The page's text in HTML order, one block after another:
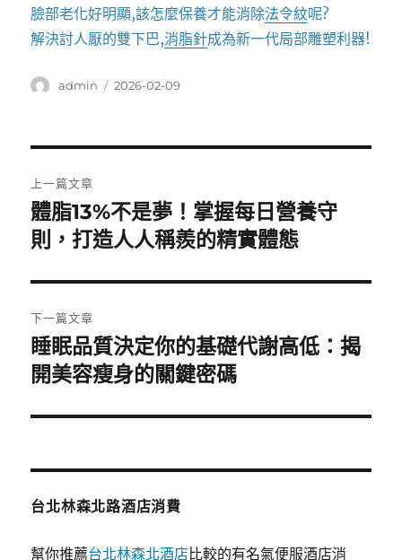
臉部老化好明顯,該怎麼保養才能消除法令紋呢?
解決討人厭的雙下巴,消脂針成為新一代局部雕塑利器!
作
admin
發
2026-02-09
章
導
覽
上一篇文章
上
一
文
章:
體脂13%不是夢！掌握每日營養守
則，打造人人稱羨的精實體態
下一篇文章
下
一
文
睡眠品質決定你的基礎代謝高低：揭
開美容瘦身的關鍵密碼
台北林森北路酒店消費
幫你推薦台北林森北酒店比較的有名氣便服酒店消